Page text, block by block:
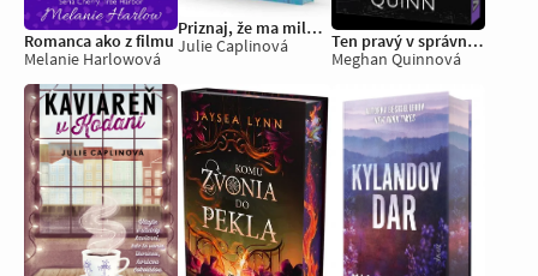
Romanca ako z filmu
Melanie Harlowová
Priznaj, že ma miluješ
Julie Caplinová
Ten pravý v správnej chvíli
Meghan Quinnová